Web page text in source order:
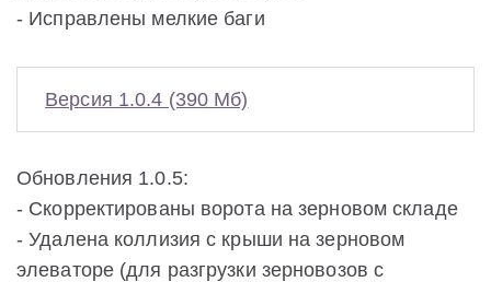
- Исправлены мелкие баги
Версия 1.0.4 (390 Мб)
Обновления 1.0.5:
- Скорректированы ворота на зерновом складе
- Удалена коллизия с крыши на зерновом
элеваторе (для разгрузки зерновозов с